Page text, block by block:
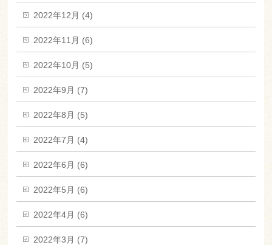
2022年12月 (4)
2022年11月 (6)
2022年10月 (5)
2022年9月 (7)
2022年8月 (5)
2022年7月 (4)
2022年6月 (6)
2022年5月 (6)
2022年4月 (6)
2022年3月 (7)